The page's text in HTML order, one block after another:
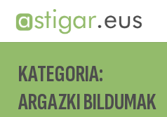
KATEGORIA:
ARGAZKI BILDUMAK